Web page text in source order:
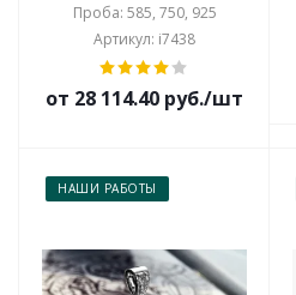
Проба: 585, 750, 925
Артикул: i7438
от 28 114.40 руб./шт
НАШИ РАБОТЫ